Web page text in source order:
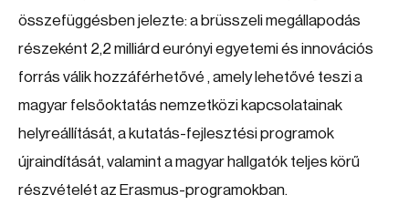
összefüggésben jelezte: a brüsszeli megállapodás
részeként 2,2 milliárd eurónyi egyetemi és innovációs
forrás válik hozzáférhetővé , amely lehetővé teszi a
magyar felsőoktatás nemzetközi kapcsolatainak
helyreállítását, a kutatás-fejlesztési programok
újraindítását, valamint a magyar hallgatók teljes körű
részvételét az Erasmus-programokban.